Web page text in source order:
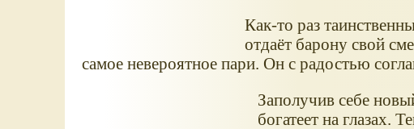
Как-то раз
отдаёт барону свой
самое невероятное пари. Он с радостью
Заполучив себе
богатеет на глазах.